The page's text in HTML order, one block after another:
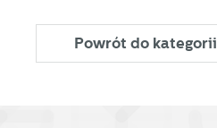
Powrótdo kategorii